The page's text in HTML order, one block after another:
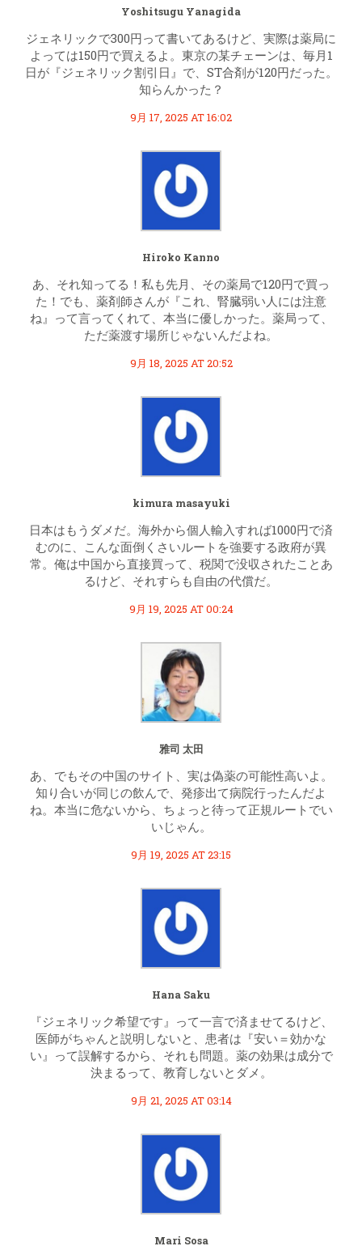
Yoshitsugu Yanagida
ジェネリックで300円って書いてあるけど、実際は薬局に
よっては150円で買えるよ。東京の某チェーンは、毎月1
日が『ジェネリック割引日』で、ST合剤が120円だった。
知らんかった？
9月 17, 2025 AT 16:02
Hiroko Kanno
あ、それ知ってる！私も先月、その薬局で120円で買っ
た！でも、薬剤師さんが『これ、腎臓弱い人には注意
ね』って言ってくれて、本当に優しかった。薬局って、
ただ薬渡す場所じゃないんだよね。
9月 18, 2025 AT 20:52
kimura masayuki
日本はもうダメだ。海外から個人輸入すれば1000円で済
むのに、こんな面倒くさいルートを強要する政府が異
常。俺は中国から直接買って、税関で没収されたことあ
るけど、それすらも自由の代償だ。
9月 19, 2025 AT 00:24
雅司 太田
あ、でもその中国のサイト、実は偽薬の可能性高いよ。
知り合いが同じの飲んで、発疹出て病院行ったんだよ
ね。本当に危ないから、ちょっと待って正規ルートでい
いじゃん。
9月 19, 2025 AT 23:15
Hana Saku
『ジェネリック希望です』って一言で済ませてるけど、
医師がちゃんと説明しないと、患者は『安い＝効かな
い』って誤解するから、それも問題。薬の効果は成分で
決まるって、教育しないとダメ。
9月 21, 2025 AT 03:14
Mari Sosa